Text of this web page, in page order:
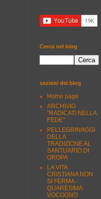
Cerca nel blog
sezioni del blog
Home page
ARCHIVIO
"RADICATI NELLA
FEDE"
PELLEGRINAGGI
DELLA
TRADIZIONE AL
SANTUARIO DI
OROPA
LA VITA
CRISTIANA NON
SI FERMA -
QUARESIMA
VOCOGNO